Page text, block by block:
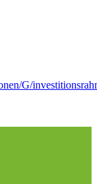
G/